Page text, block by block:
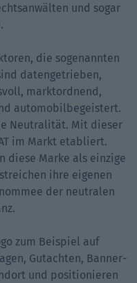
und sogar
die sogenannten
datengetrieben,
marktordnend,
automobilbegeistert.
Neutralität. Mit dieser
im Markt etabliert.
diese Marke als einzige
ihre eigenen
der neutralen
zum Beispiel auf
Gutachten, Banner-
und positionieren